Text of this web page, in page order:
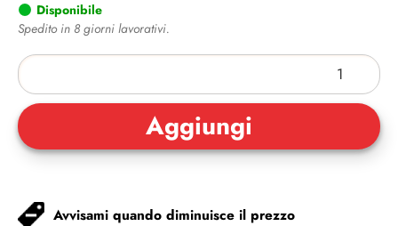
Disponibile
Spedito in 8 giorni lavorativi.
Avvisami quando diminuisce il prezzo